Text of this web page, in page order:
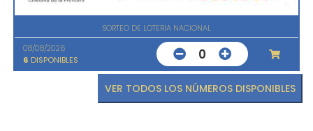
SORTEO DE LOTERIA NACIONAL
08/08/2026
6 DISPONIBLES 0
VER TODOS LOS NÚMEROS DISPONIBLES